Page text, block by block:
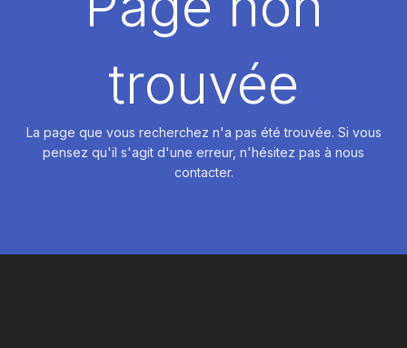
DÉMARRER
trouvée
La page que vous recherchez n'a pas été trouvée. Si vous
pensez qu'il s'agit d'une erreur, n'hésitez pas à nous
contacter.